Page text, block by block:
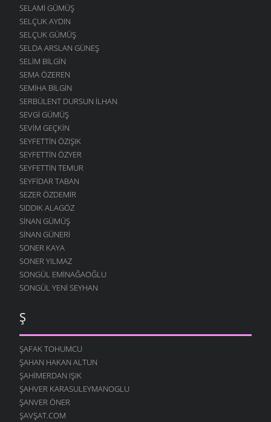
SELAMI GÜMÜŞ
SELÇUK AYDIN
SELÇUK GÜMÜŞ
SELDA ARSLAN GÜNEŞ
SELIM BILGIN
SEMA ÖZEREN
SEMIHA BILGIN
SERBÜLENT DURSUN İLHAN
SEVGI GÜMÜŞ
SEVIM GEÇKIN
SEYFETTIN ÖZIŞIK
SEYFETTIN ÖZYER
SEYFETTIN TEMUR
SEYFIDAR TABAN
SEZER ÖZDEMIR
SIDDIK ALAGÖZ
SINAN GÜMÜŞ
SINAN GÜNERI
SONER KAYA
SONER YILMAZ
SONGÜL EMINAĞAOĞLU
SONGÜL YENI SEYHAN
Ş
ŞAFAK TOHUMCU
ŞAHAN HAKAN ALTUN
ŞAHIMERDAN IŞIK
ŞAHVER KARASULEYMANOGLU
ŞANVER ÖNER
ŞAVŞAT.COM